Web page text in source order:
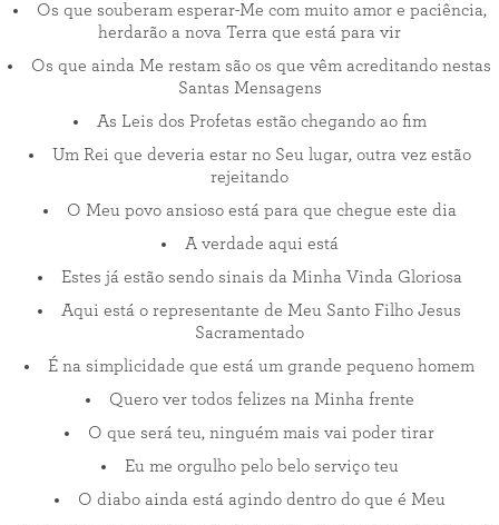
Os que souberam esperar-Me com muito amor e paciência,
herdarão a nova Terra que está para vir
Os que ainda Me restam são os que vêm acreditando nestas
Santas Mensagens
As Leis dos Profetas estão chegando ao fim
Um Rei que deveria estar no Seu lugar, outra vez estão
rejeitando
O Meu povo ansioso está para que chegue este dia
A verdade aqui está
Estes já estão sendo sinais da Minha Vinda Gloriosa
Aqui está o representante de Meu Santo Filho Jesus
Sacramentado
É na simplicidade que está um grande pequeno homem
Quero ver todos felizes na Minha frente
O que será teu, ninguém mais vai poder tirar
Eu me orgulho pelo belo serviço teu
O diabo ainda está agindo dentro do que é Meu